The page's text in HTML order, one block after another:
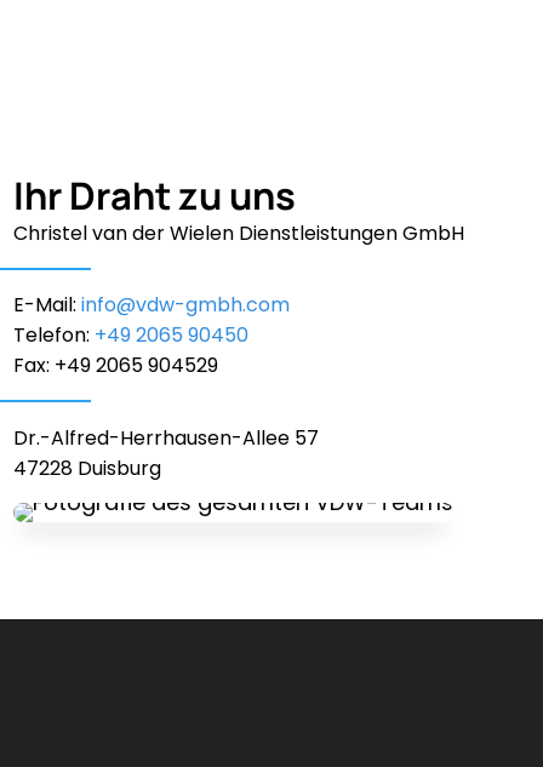
Ihr Draht zu uns
Christel van der Wielen Dienstleistungen GmbH
E-Mail:info@vdw-gmbh.com
Telefon: +49 2065 90450
Fax: +49 2065 904529
Dr.-Alfred-Herrhausen-Allee 57
47228 Duisburg